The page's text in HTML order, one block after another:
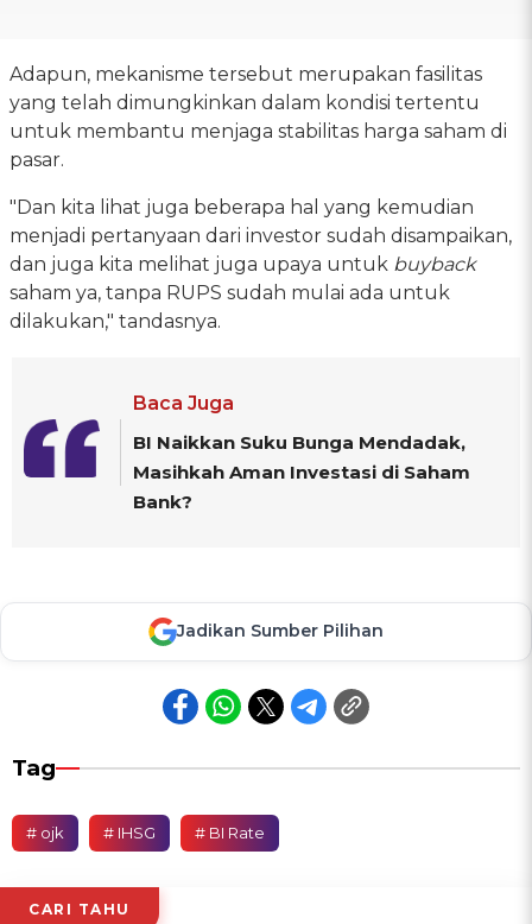
Adapun, mekanisme tersebut merupakan fasilitas
yang telah dimungkinkan dalam kondisi tertentu
untuk membantu menjaga stabilitas harga saham di
pasar.
"Dan kita lihat juga beberapa hal yang kemudian
menjadi pertanyaan dari investor sudah disampaikan,
dan juga kita melihat juga upaya untuk buyback
saham ya, tanpa RUPS sudah mulai ada untuk
dilakukan," tandasnya.
Baca Juga
BI Naikkan Suku Bunga Mendadak,
Masihkah Aman Investasi di Saham
Bank?
Jadikan Sumber Pilihan
Tag
# ojk # IHSG # BI Rate
CARI TAHU